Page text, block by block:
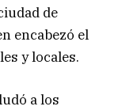
de
encabezó el
y locales.
a los